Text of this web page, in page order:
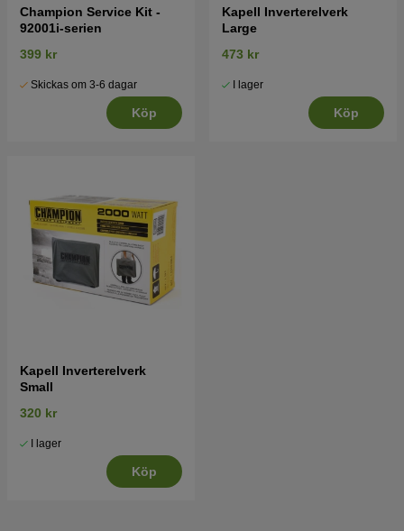
Champion Service Kit -
92001i-serien
399 kr
Skickas om 3-6 dagar
Köp
Kapell Inverterelverk
Large
473 kr
I lager
Köp
Kapell Inverterelverk
Small
320 kr
I lager
Köp